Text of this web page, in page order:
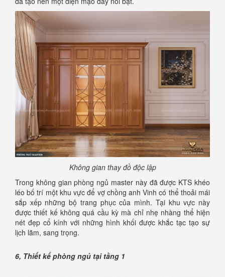
Không gian thay đồ độc lập
Trong không gian phòng ngủ master này đã được KTS khéo
léo bố trí một khu vực để vợ chồng anh Vinh có thể thoải mái
sắp xếp những bộ trang phục của mình. Tại khu vực này
được thiết kế không quá cầu kỳ mà chỉ nhẹ nhàng thể hiện
nét đẹp cổ kính với những hình khối được khắc tạc tạo sự
lịch lãm, sang trọng.
6, Thiết kế phòng ngủ tại tầng 1